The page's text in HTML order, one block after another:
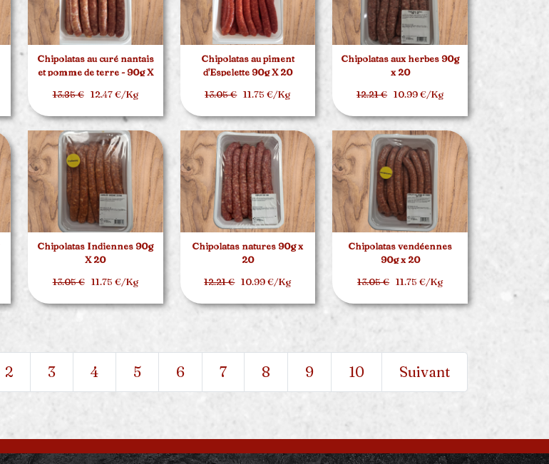
Chipolatas au curé nantais
et pomme de terre - 90g X
13.85 €12.47 €/Kg
Chipolatas au piment
d'Espelette 90g X 20
13.05 €11.75 €/Kg
Chipolatas aux herbes 90g
x 20
12.21 €10.99 €/Kg
Chipolatas Indiennes 90g
X 20
13.05 €11.75 €/Kg
Chipolatas natures 90g x
20
12.21 €10.99 €/Kg
Chipolatas vendéennes
90g x 20
13.05 €11.75 €/Kg
2 3 4 5 6 7 8 9 10 Suivant